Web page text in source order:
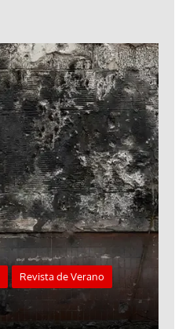
Revista de Verano